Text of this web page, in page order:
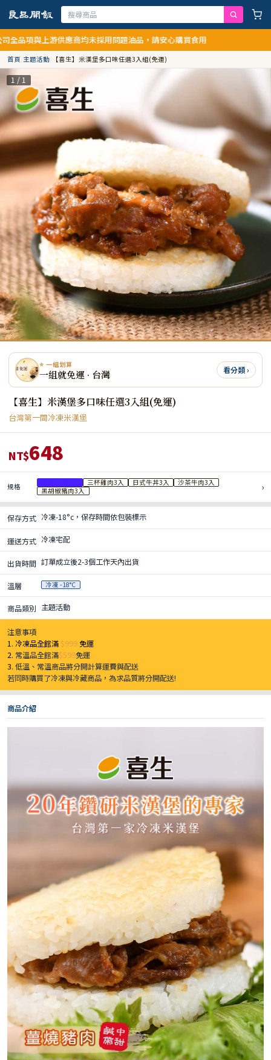
供應商均未採用問題油品，請安心購買食用
首頁/主題活動/ 【喜生】米漢堡多口味任選3入組(免運)
1 / 1
⭐ 一組划算
一組就免運 · 台灣 看分類 ›
【喜生】米漢堡多口味任選3入組(免運)
台灣第一間冷凍米漢堡
NT$648
規格 三杯雞肉3入 日式牛丼3入
沙茶牛肉3入
黑胡椒豬肉3入
›
保存方式 冷凍-18°c，保存時間依包裝標示
運送方式 冷凍宅配
出貨時間 訂單成立後2-3個工作天內出貨
溫層 冷凍 -18°C
商品類別 主題活動
注意事項
1. 冷凍品全館滿 $999免運
2. 常溫品全館滿$599免運
3.低溫、常溫商品將分開計算運費與配送
若同時購買了冷凍與冷藏商品，為求品質將分開配送!
商品介紹